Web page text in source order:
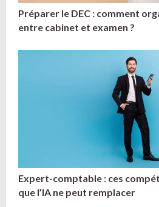
Préparer le DEC : comment
entre cabinet et examen ?
Expert-comptable : ces
que l’IA ne peut remplacer